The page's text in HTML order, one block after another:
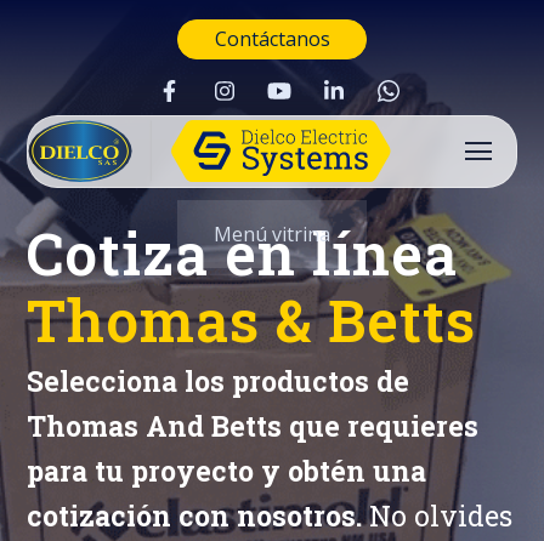
Contáctanos
Buscar
Menú vitrina
Cotiza en línea
Thomas & Betts
Selecciona los productos de
Thomas And Betts que requieres
para tu proyecto y obtén una
cotización con nosotros.No olvides